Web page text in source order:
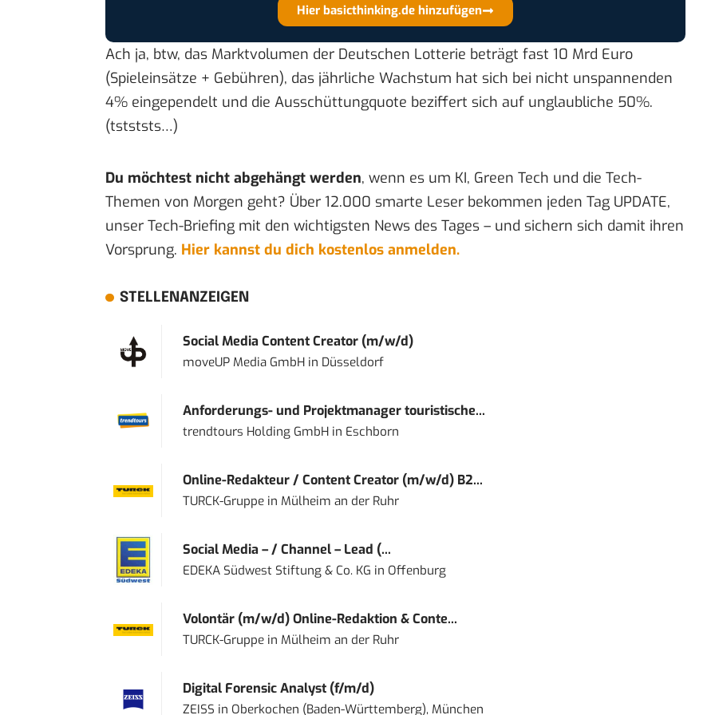
Hier basicthinking.de hinzufügen
Ach ja, btw, das Marktvolumen der Deutschen Lotterie beträgt fast 10 Mrd Euro
(Spieleinsätze + Gebühren), das jährliche Wachstum hat sich bei nicht unspannenden
4% eingependelt und die Ausschüttungquote beziffert sich auf unglaubliche 50%.
(tstststs…)
Du möchtest nicht abgehängt werden, wenn es um KI, Green Tech und die Tech-
Themen von Morgen geht? Über 12.000 smarte Leser bekommen jeden Tag UPDATE,
unser Tech-Briefing mit den wichtigsten News des Tages – und sichern sich damit ihren
Vorsprung. Hier kannst du dich kostenlos anmelden.
STELLENANZEIGEN
Social Media Content Creator (m/w/d)
moveUP Media GmbHin Düsseldorf
Anforderungs- und Projektmanager touristische...
trendtours Holding GmbHin Eschborn
Online-Redakteur / Content Creator (m/w/d) B2...
TURCK-Gruppein Mülheim an der Ruhr
Social Media – / Channel – Lead (...
EDEKA Südwest Stiftung & Co. KG in Offenburg
Volontär (m/w/d) Online-Redaktion & Conte...
TURCK-Gruppein Mülheim an der Ruhr
Digital Forensic Analyst (f/m/d)
ZEISS in Oberkochen (Baden-Württemberg), München